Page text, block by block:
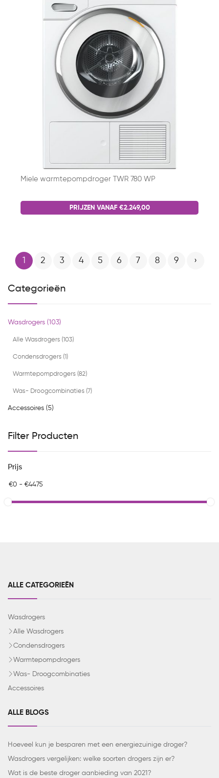
Miele warmtepompdroger TWR 780 WP
PRIJZEN VANAF €2.249,00
1 2 3 4 5 6 7 8 9 ›
Categorieën
Wasdrogers (103)
Alle Wasdrogers (103)
Condensdrogers (1)
Warmtepompdrogers (82)
Was- Droogcombinaties (7)
Accessoires (5)
Filter Producten
Prijs
ALLE CATEGORIEËN
Wasdrogers
Alle Wasdrogers
Condensdrogers
Warmtepompdrogers
Was- Droogcombinaties
Accessoires
ALLE BLOGS
Hoeveel kun je besparen met een energiezuinige droger?
Wasdrogers vergelijken: welke soorten drogers zijn er?
Wat is de beste droger aanbieding van 2021?